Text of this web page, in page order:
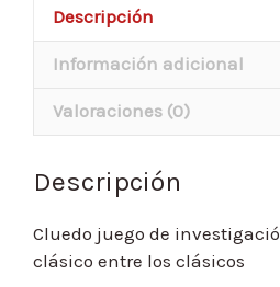
Descripción
Información adicional
Valoraciones (0)
Descripción
Cluedo juego de
clásico entre los clásicos